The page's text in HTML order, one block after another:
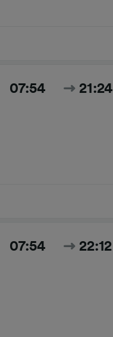
07:54 21:24
07:54 22:12